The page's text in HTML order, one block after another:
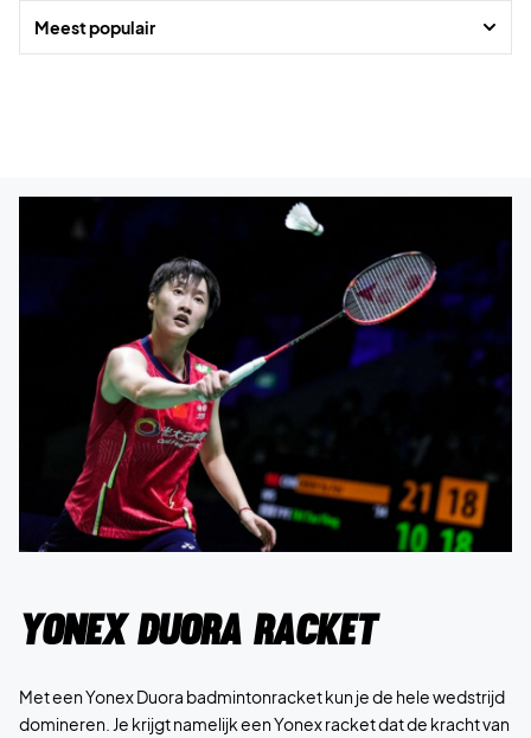
Meest populair
Yonex Duora Racket
Met een Yonex Duora badmintonracket kun je de hele wedstrijd
domineren. Je krijgt namelijk een Yonex racket dat de kracht van